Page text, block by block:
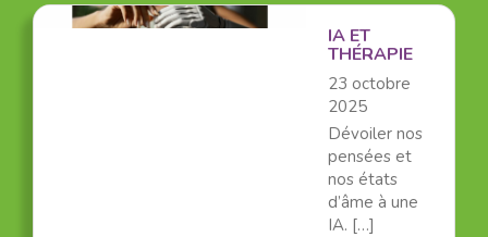
IA ET
THÉRAPIE
23 octobre
2025
Dévoiler nos
pensées et
nos états
d’âme à une
IA. […]